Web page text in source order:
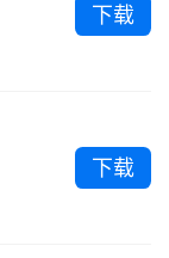
下载
下载